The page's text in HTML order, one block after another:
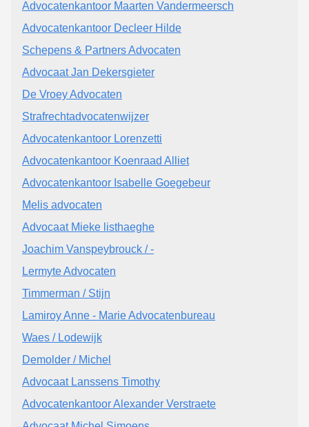
Advocatenkantoor Maarten Vandermeersch
Advocatenkantoor Decleer Hilde
Schepens & Partners Advocaten
Advocaat Jan Dekersgieter
De Vroey Advocaten
Strafrechtadvocatenwijzer
Advocatenkantoor Lorenzetti
Advocatenkantoor Koenraad Alliet
Advocatenkantoor Isabelle Goegebeur
Melis advocaten
Advocaat Mieke listhaeghe
Joachim Vanspeybrouck / -
Lermyte Advocaten
Timmerman / Stijn
Lamiroy Anne - Marie Advocatenbureau
Waes / Lodewijk
Demolder / Michel
Advocaat Lanssens Timothy
Advocatenkantoor Alexander Verstraete